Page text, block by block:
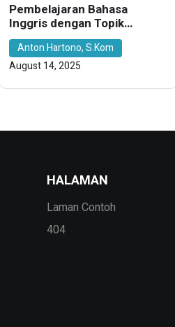
Pembelajaran Bahasa
Inggris dengan Topik
Descriptive Text: Great
Athletes di Kelas X
Anton Hartono, S.Kom
August 14, 2025
HALAMAN
Laman Contoh
404